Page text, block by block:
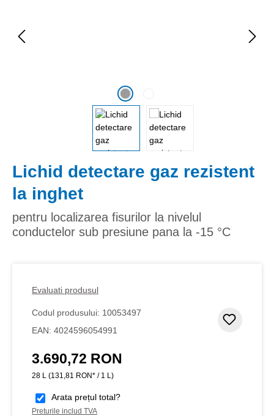
Lichid detectare gaz rezistent
la inghet
pentru localizarea fisurilor la nivelul
conductelor sub presiune pana la -15 °C
Evaluati produsul
Codul produsului: 10053497
EAN: 4024596054991
Preț obișnuit:
3.690,72 RON
28 L (131,81 RON* / 1 L)
Arata prețul total?
Preturile includ TVA